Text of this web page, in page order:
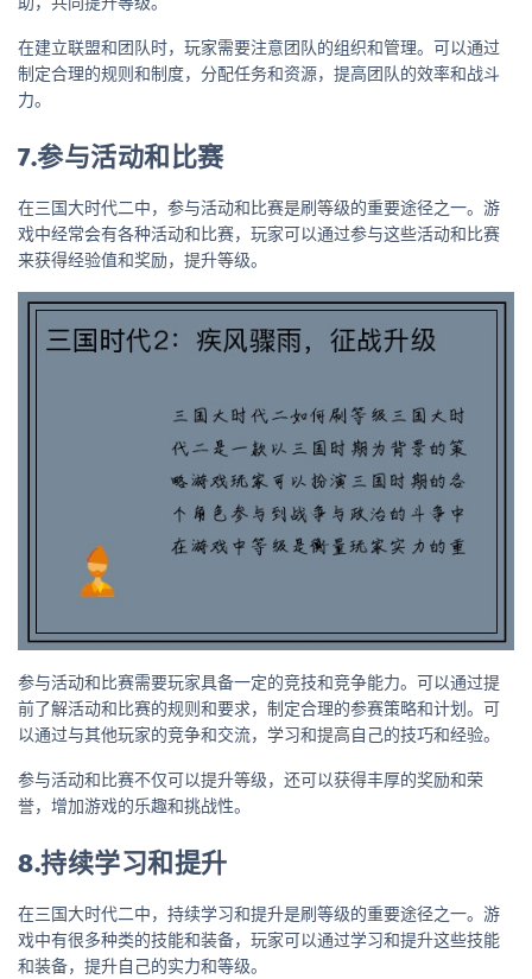
在建立联盟和团队时，玩家需要注意团队的组织和管理。可以通过
制定合理的规则和制度，分配任务和资源，提高团队的效率和战斗
力。
7.参与活动和比赛
在三国大时代二中，参与活动和比赛是刷等级的重要途径之一。游
戏中经常会有各种活动和比赛，玩家可以通过参与这些活动和比赛
来获得经验值和奖励，提升等级。
参与活动和比赛需要玩家具备一定的竞技和竞争能力。可以通过提
前了解活动和比赛的规则和要求，制定合理的参赛策略和计划。可
以通过与其他玩家的竞争和交流，学习和提高自己的技巧和经验。
参与活动和比赛不仅可以提升等级，还可以获得丰厚的奖励和荣
誉，增加游戏的乐趣和挑战性。
8.持续学习和提升
在三国大时代二中，持续学习和提升是刷等级的重要途径之一。游
戏中有很多种类的技能和装备，玩家可以通过学习和提升这些技能
和装备，提升自己的实力和等级。